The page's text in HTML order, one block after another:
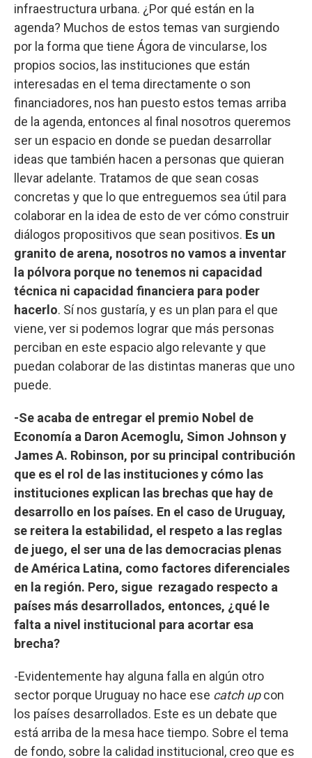
infraestructura urbana. ¿Por qué están en la
agenda? Muchos de estos temas van surgiendo
por la forma que tiene Ágora de vincularse, los
propios socios, las instituciones que están
interesadas en el tema directamente o son
financiadores, nos han puesto estos temas arriba
de la agenda, entonces al final nosotros queremos
ser un espacio en donde se puedan desarrollar
ideas que también hacen a personas que quieran
llevar adelante. Tratamos de que sean cosas
concretas y que lo que entreguemos sea útil para
colaborar en la idea de esto de ver cómo construir
diálogos propositivos que sean positivos. Es un
granito de arena, nosotros no vamos a inventar
la pólvora porque no tenemos ni capacidad
técnica ni capacidad financiera para poder
hacerlo. Sí nos gustaría, y es un plan para el que
viene, ver si podemos lograr que más personas
perciban en este espacio algo relevante y que
puedan colaborar de las distintas maneras que uno
puede.
-Se acaba de entregar el premio Nobel de
Economía a Daron Acemoglu, Simon Johnson y
James A. Robinson, por su principal contribución
que es el rol de las instituciones y cómo las
instituciones explican las brechas que hay de
desarrollo en los países. En el caso de Uruguay,
se reitera la estabilidad, el respeto a las reglas
de juego, el ser una de las democracias plenas
de América Latina, como factores diferenciales
en la región. Pero, sigue rezagado respecto a
países más desarrollados, entonces, ¿qué le
falta a nivel institucional para acortar esa
brecha?
-Evidentemente hay alguna falla en algún otro
sector porque Uruguay no hace ese catch upcon
los países desarrollados. Este es un debate que
está arriba de la mesa hace tiempo. Sobre el tema
de fondo, sobre la calidad institucional, creo que es